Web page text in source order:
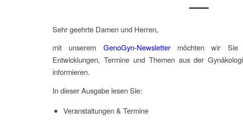
Sehr geehrte Damen und Herren,
mit unserem GenoGyn-Newslettermöchten wir Sie
Entwicklungen, Termine und Themen aus der
informieren.
In dieser Ausgabe lesen Sie:
Veranstaltungen & Termine